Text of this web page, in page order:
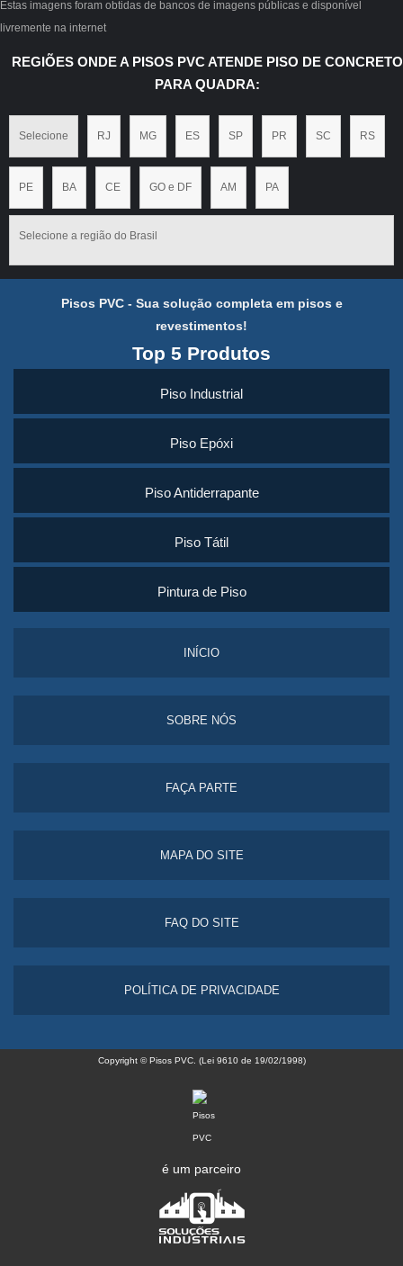
Estas imagens foram obtidas de bancos de imagens públicas e disponível
livremente na internet
REGIÕES ONDE A PISOS PVC ATENDE PISO DE CONCRETO
PARA QUADRA:
Selecione RJ MG ES SP PR SC RS
PE BA CE GO e DF AM PA
Selecione a região do Brasil
Pisos PVC - Sua solução completa em pisos e
revestimentos!
Top 5 Produtos
Piso Industrial
Piso Epóxi
Piso Antiderrapante
Piso Tátil
Pintura de Piso
INÍCIO
SOBRE NÓS
FAÇA PARTE
MAPA DO SITE
FAQ DO SITE
POLÍTICA DE PRIVACIDADE
Copyright © Pisos PVC. (Lei 9610 de 19/02/1998)
é um parceiro